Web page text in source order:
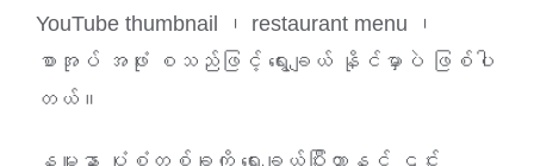
YouTube thumbnail ၊ restaurant menu ၊
စာအုပ် အဖုံး စသည်ဖြင့် ရွေးချယ် နိုင်မှာပဲ ဖြစ်ပါ
တယ်။
နမူနာ ပုံစံတစ်ခုကို ရွေးချယ်ပြီးတာနှင့် ၎င်း